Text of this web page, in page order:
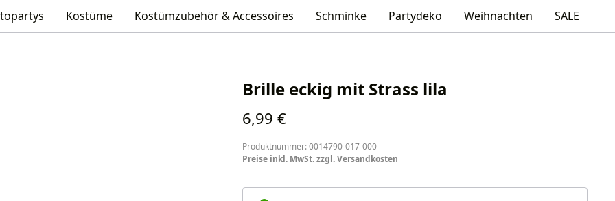
Kostüme Kostümzubehör & Accessoires Schminke Partydeko Weihnachten SALE
Brille eckig mit Strass lila
Regulärer Preis:
6,99 €
Produktnummer: 0014790-017-000
Preise inkl. MwSt. zzgl. Versandkosten